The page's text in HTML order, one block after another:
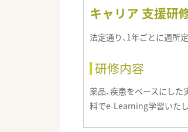
キャリア 支援研
法定通り、1年ごとに週所
研修内容
薬品、疾患をベースにし
料でe-Learning学習いた